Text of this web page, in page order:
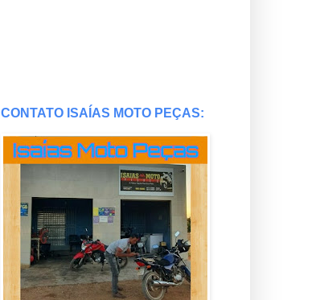
CONTATO ISAÍAS MOTO PEÇAS: